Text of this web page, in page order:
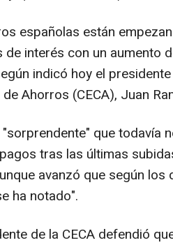
españolas están
interés con un aumento
indicó hoy el
Ahorros (CECA), Juan
que todavía
tras las últimas
avanzó que según
ha notado".
de la CECA defendió